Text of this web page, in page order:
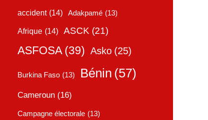
accident (14) Adakpamé (13)
Afrique (14) ASCK (21)
ASFOSA (39) Asko (25)
Burkina Faso (13) Bénin (57)
Cameroun (16)
Campagne électorale (13)